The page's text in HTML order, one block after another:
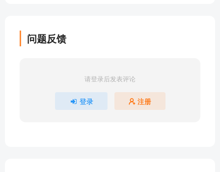
问题反馈
请登录后发表评论
登录 注册